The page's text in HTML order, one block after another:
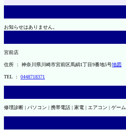
お知らせはありません。
宮前店
住所 ： 神奈川県川崎市宮前区馬絹1丁目9番地5号地図
TEL ： 0448718371
修理診断 | パソコン | 携帯電話 | 家電 | エアコン | ゲーム